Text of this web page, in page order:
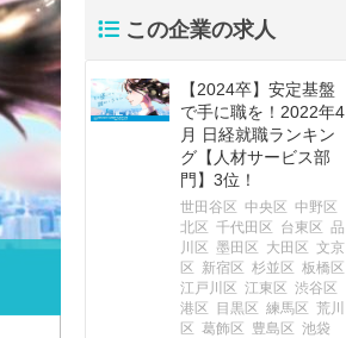
この企業の求人
【2024卒】安定基盤
で手に職を！2022年4
月 日経就職ランキン
グ【人材サービス部
門】3位！
世田谷区 中央区 中野区
北区 千代田区 台東区 品
川区 墨田区 大田区 文京
区 新宿区 杉並区 板橋区
江戸川区 江東区 渋谷区
港区
目黒区 練馬区 荒川
区 葛飾区 豊島区 池袋